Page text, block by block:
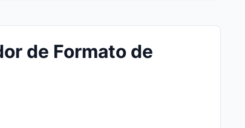
de Formato de